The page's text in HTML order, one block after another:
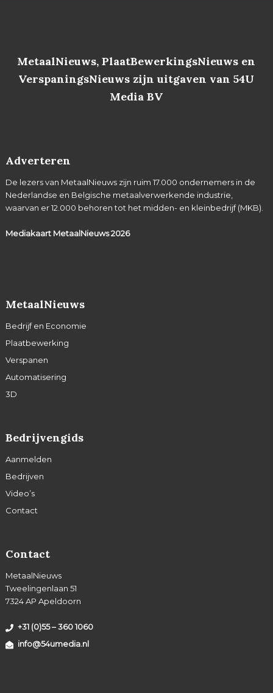
MetaalNieuws, PlaatBewerkingsNieuws en
VerspaningsNieuws zijn uitgaven van 54U
Media BV
Adverteren
De lezers van MetaalNieuws zijn ruim 17.000 ondernemers in de
Nederlandse en Belgische metaalverwerkende industrie,
waarvan er 12.000 behoren tot het midden- en kleinbedrijf (MKB).
Mediakaart MetaalNieuws2026
MetaalNieuws
Bedrijf en Economie
Plaatbewerking
Verspanen
Automatisering
3D
Bedrijvengids
Aanmelden
Bedrijven
Video’s
Contact
Contact
MetaalNieuws
Tweelingenlaan 51
7324 AP Apeldoorn
+31 (0)55 – 360 1060
info@54umedia.nl